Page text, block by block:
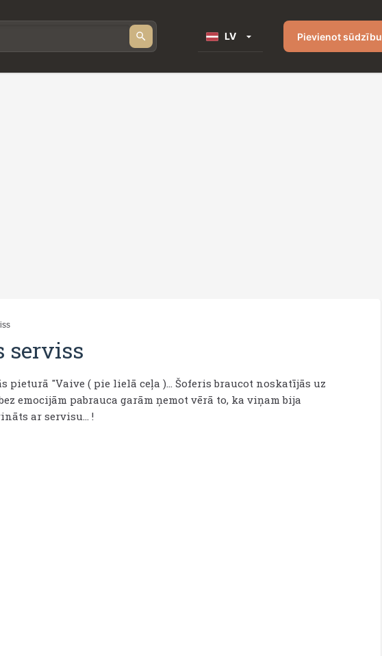
LV Pievienot sūdzību
serviss
pieturā "Vaive ( pie lielā ceļa )... Šoferis braucot noskatījās uz
emocijām pabrauca garām ņemot vērā to, ka viņam bija
ar servisu... !